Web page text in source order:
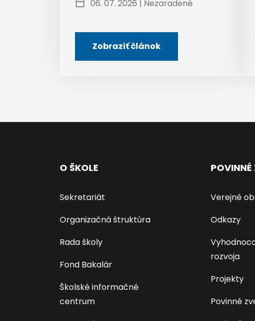
06. 07. 2026 | Nezaradené
Zobraziť článok
O ŠKOLE
Sekretariát
Organizačná štruktúra
Rada školy
Fond Bakalár
Školské informačné
centrum
POVINNÉ
Verejné
Odkazy
rozvoja
Projekty
Povinné